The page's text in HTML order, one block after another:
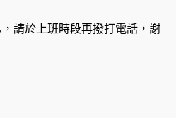
請於上班時段再撥打電話，謝